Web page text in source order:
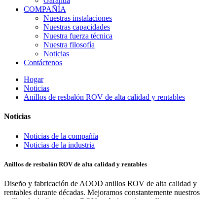
COMPAÑÍA
Nuestras instalaciones
Nuestras capacidades
Nuestra fuerza técnica
Nuestra filosofía
Noticias
Contáctenos
Hogar
Noticias
Anillos de resbalón ROV de alta calidad y rentables
Noticias
Noticias de la compañía
Noticias de la industria
Anillos de resbalón ROV de alta calidad y rentables
Diseño y fabricación de AOOD anillos ROV de alta calidad y
rentables durante décadas. Mejoramos constantemente nuestros